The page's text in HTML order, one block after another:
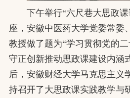
下午举行“六尺巷大思政
座，安徽中医药大学党委常委
教授做了题为“学习贯彻党的二
守正创新推动思政课建设内涵
后，安徽财经大学马克思主义
持召开了大思政课实践教学与